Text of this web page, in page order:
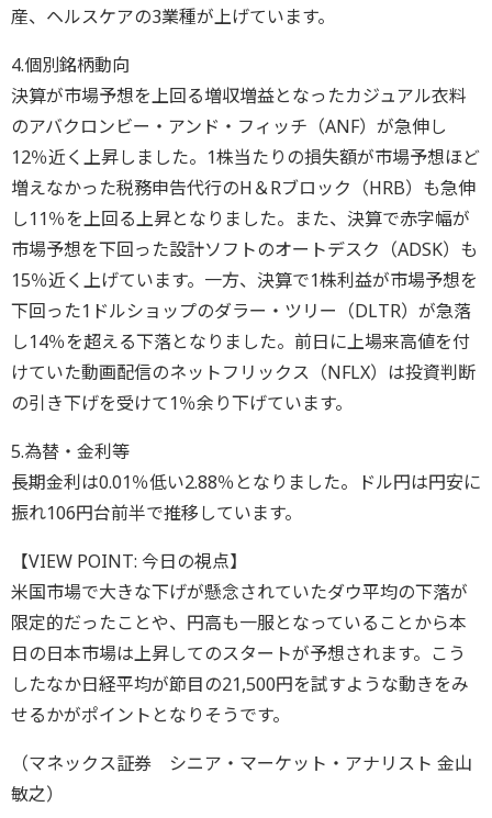
産、ヘルスケアの3業種が上げています。
4.個別銘柄動向
決算が市場予想を上回る増収増益となったカジュアル衣料
のアバクロンビー・アンド・フィッチ（ANF）が急伸し
12％近く上昇しました。1株当たりの損失額が市場予想ほど
増えなかった税務申告代行のH＆Rブロック（HRB）も急伸
し11％を上回る上昇となりました。また、決算で赤字幅が
市場予想を下回った設計ソフトのオートデスク（ADSK）も
15％近く上げています。一方、決算で1株利益が市場予想を
下回った1ドルショップのダラー・ツリー（DLTR）が急落
し14％を超える下落となりました。前日に上場来高値を付
けていた動画配信のネットフリックス（NFLX）は投資判断
の引き下げを受けて1％余り下げています。
5.為替・金利等
長期金利は0.01％低い2.88％となりました。ドル円は円安に
振れ106円台前半で推移しています。
【VIEW POINT: 今日の視点】
米国市場で大きな下げが懸念されていたダウ平均の下落が
限定的だったことや、円高も一服となっていることから本
日の日本市場は上昇してのスタートが予想されます。こう
したなか日経平均が節目の21,500円を試すような動きをみ
せるかがポイントとなりそうです。
（マネックス証券 シニア・マーケット・アナリスト 金山
敏之）